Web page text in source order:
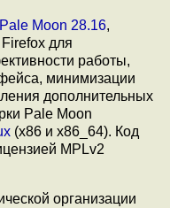
Pale Moon 28.16,
для
работы,
минимизации
дополнительных
Pale Moon
(x86 и x86_64). Код
MPLv2
организации